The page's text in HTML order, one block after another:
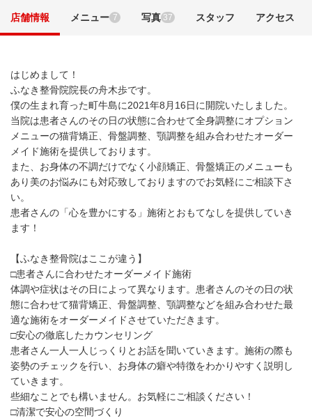
店舗情報 メニュー 7 写真 37 スタッフ アクセス
はじめまして！
ふなき整骨院院長の舟木歩です。
僕の生まれ育った町牛島に2021年8月16日に開院いたしました。
当院は患者さんのその日の状態に合わせて全身調整にオプション
メニューの猫背矯正、骨盤調整、顎調整を組み合わせたオーダー
メイド施術を提供しております。
また、お身体の不調だけでなく小顔矯正、骨盤矯正のメニューも
あり美のお悩みにも対応致しておりますのでお気軽にご相談下さ
い。
患者さんの「心を豊かにする」施術とおもてなしを提供していき
ます！
【ふなき整骨院はここが違う】
□患者さんに合わせたオーダーメイド施術
体調や症状はその日によって異なります。患者さんのその日の状
態に合わせて猫背矯正、骨盤調整、顎調整などを組み合わせた最
適な施術をオーダーメイドさせていただきます。
□安心の徹底したカウンセリング
患者さん一人一人じっくりとお話を聞いていきます。施術の際も
姿勢のチェックを行い、お身体の癖や特徴をわかりやすく説明し
ていきます。
些細なことでも構いません。お気軽にご相談ください！
□清潔で安心の空間づくり